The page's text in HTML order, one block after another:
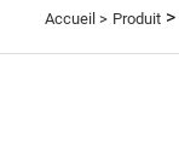
Accueil > Produit>